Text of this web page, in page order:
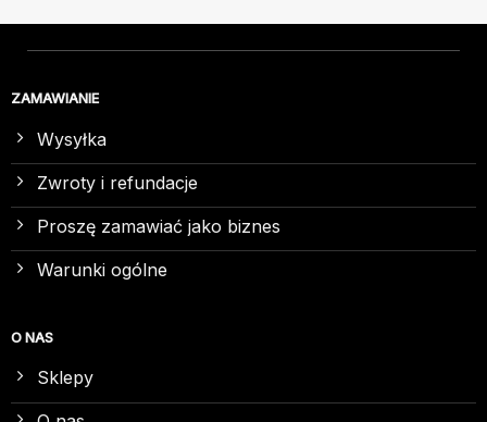
ZAMAWIANIE
Wysyłka
Zwroty i refundacje
Proszę zamawiać jako biznes
Warunki ogólne
O NAS
Sklepy